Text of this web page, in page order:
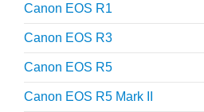
Canon EOS R1
Canon EOS R3
Canon EOS R5
Canon EOS R5 Mark II